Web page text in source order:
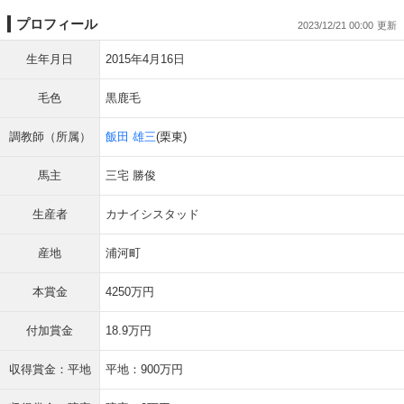
プロフィール 2023/12/21 00:00
生年月日 2015年4月16日
毛色 黒鹿毛
調教師（所属） 飯田 雄三(栗東)
馬主 三宅 勝俊
生産者 カナイシスタッド
産地 浦河町
本賞金 4250万円
付加賞金 18.9万円
収得賞金：平地 平地：900万円